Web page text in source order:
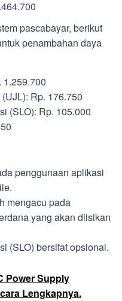
pascabayar, berikut
penambahan daya
Rp. 176.750
(SLO): Rp. 105.000
penggunaan aplikasi
mengacu pada
yang akan diisikan
(SLO) bersifat opsional.
Power Supply
Lengkapnya.